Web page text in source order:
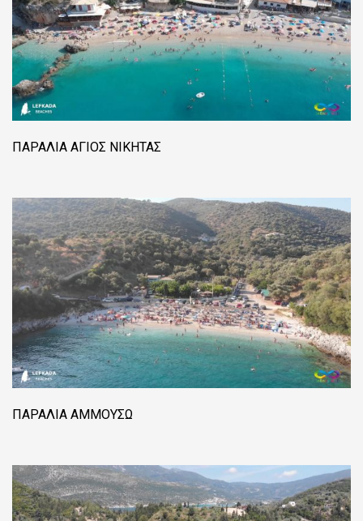
ΠΑΡΑΛΊΑ ΆΓΙΟΣ ΝΙΚΉΤΑΣ
ΠΑΡΑΛΊΑ ΑΜΜΟΎΣΩ